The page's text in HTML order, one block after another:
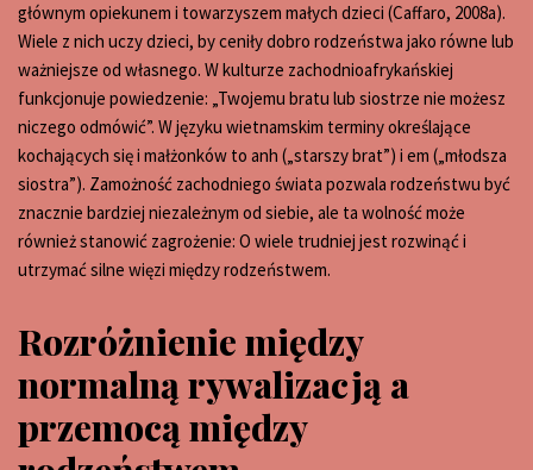
głównym opiekunem i towarzyszem małych dzieci (Caffaro, 2008a).
Wiele z nich uczy dzieci, by ceniły dobro rodzeństwa jako równe lub
ważniejsze od własnego. W kulturze zachodnioafrykańskiej
funkcjonuje powiedzenie: „Twojemu bratu lub siostrze nie możesz
niczego odmówić”. W języku wietnamskim terminy określające
kochających się i małżonków to anh („starszy brat”) i em („młodsza
siostra”). Zamożność zachodniego świata pozwala rodzeństwu być
znacznie bardziej niezależnym od siebie, ale ta wolność może
również stanowić zagrożenie: O wiele trudniej jest rozwinąć i
utrzymać silne więzi między rodzeństwem.
Rozróżnienie między
normalną rywalizacją a
przemocą między